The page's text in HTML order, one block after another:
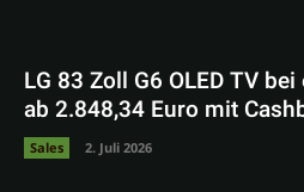
LG 83 Zoll G6 OLED TV
ab 2.848,34 Euro mit
Sales 2. Juli 2026